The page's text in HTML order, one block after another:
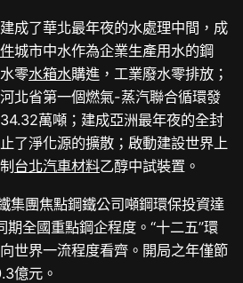
成了華北最年夜的水處理中間，成
城市中水作為企業生產用水的鋼
零水箱水購進，工業廢水零排放；
北省第一個燃氣-蒸汽聯合循環發
萬噸；建成亞洲最年夜的全封
了淨化源的擴散；啟動建設世界上
台北汽車材料乙醇中試裝置。
集團焦點鋼鐵公司噸鋼環保投資達
全國重點鋼企程度。“十二五”環
世界一流程度看齊。開局之年僅節
億元。